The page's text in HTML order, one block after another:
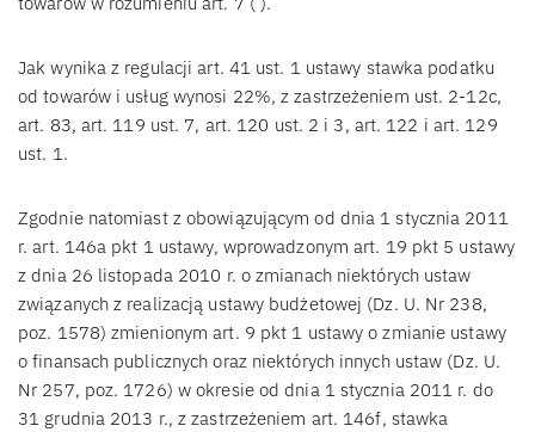
Jak wynika z regulacji art. 41 ust. 1 ustawy stawka podatku
od towarów i usług wynosi 22%, z zastrzeżeniem ust. 2-12c,
art. 83, art. 119 ust. 7, art. 120 ust. 2 i 3, art. 122 i art. 129
ust. 1.
Zgodnie natomiast z obowiązującym od dnia 1 stycznia 2011
r. art. 146a pkt 1 ustawy, wprowadzonym art. 19 pkt 5 ustawy
z dnia 26 listopada 2010 r. o zmianach niektórych ustaw
związanych z realizacją ustawy budżetowej (Dz. U. Nr 238,
poz. 1578) zmienionym art. 9 pkt 1 ustawy o zmianie ustawy
o finansach publicznych oraz niektórych innych ustaw (Dz. U.
Nr 257, poz. 1726) w okresie od dnia 1 stycznia 2011 r. do
31 grudnia 2013 r., z zastrzeżeniem art. 146f, stawka